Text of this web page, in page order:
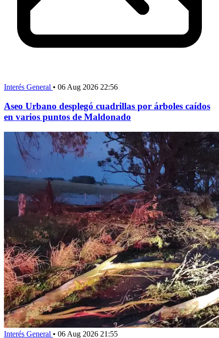
Interés General • 06 Aug 2026 22:56
Aseo Urbano desplegó cuadrillas por árboles caídos
en varios puntos de Maldonado
Interés General • 06 Aug 2026 21:55